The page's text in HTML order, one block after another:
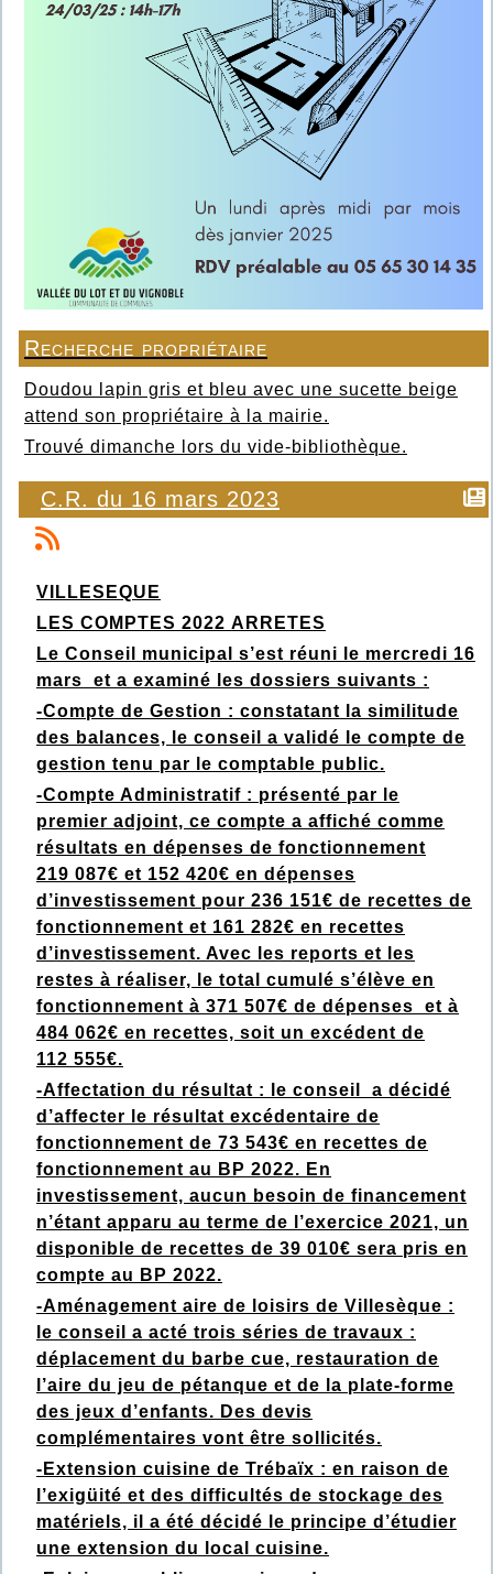
Recherche propriétaire
Doudou lapin gris et bleu avec une sucette beige
attend son propriétaire à la mairie.
Trouvé dimanche lors du vide-bibliothèque.
C.R. du 16 mars 2023
VILLESEQUE
LES COMPTES 2022 ARRETES
Le Conseil municipal s’est réuni le mercredi 16
mars et a examiné les dossiers suivants :
-Compte de Gestion : constatant la similitude
des balances, le conseil a validé le compte de
gestion tenu par le comptable public.
-Compte Administratif : présenté par le
premier adjoint, ce compte a affiché comme
résultats en dépenses de fonctionnement
219 087€ et 152 420€ en dépenses
d’investissement pour 236 151€ de recettes de
fonctionnement et 161 282€ en recettes
d’investissement. Avec les reports et les
restes à réaliser, le total cumulé s’élève en
fonctionnement à 371 507€ de dépenses et à
484 062€ en recettes, soit un excédent de
112 555€.
-Affectation du résultat : le conseil a décidé
d’affecter le résultat excédentaire de
fonctionnement de 73 543€ en recettes de
fonctionnement au BP 2022. En
investissement, aucun besoin de financement
n’étant apparu au terme de l’exercice 2021, un
disponible de recettes de 39 010€ sera pris en
compte au BP 2022.
-Aménagement aire de loisirs de Villesèque :
le conseil a acté trois séries de travaux :
déplacement du barbe cue, restauration de
l’aire du jeu de pétanque et de la plate-forme
des jeux d’enfants. Des devis
complémentaires vont être sollicités.
-Extension cuisine de Trébaïx : en raison de
l’exigüité et des difficultés de stockage des
matériels, il a été décidé le principe d’étudier
une extension du local cuisine.